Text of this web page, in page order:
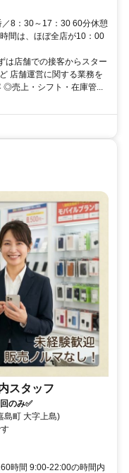
8：30～17：30 60分休憩
間は、ほぼ全店が10：00
店舗での接客からスター
店舗運営に関する業務を
売上・シフト・在庫管...
スタッフ
のみ✅
島町 大字上島)
時間 9:00-22:00の時間内